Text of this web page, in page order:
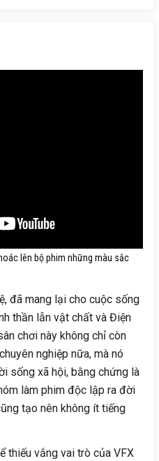
lên bộ phim những màu sắc
đã mang lại cho cuộc sống
thần lẫn vật chất và Điện
chơi này không chỉ còn
nghiệp nữa, mà nó
sống xã hội, bằng chứng là
làm phim độc lập ra đời
tạo nên không ít tiếng
thiếu vắng vai trò của VFX